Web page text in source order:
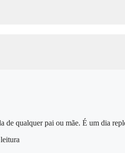
qualquer pai ou mãe. É um dia